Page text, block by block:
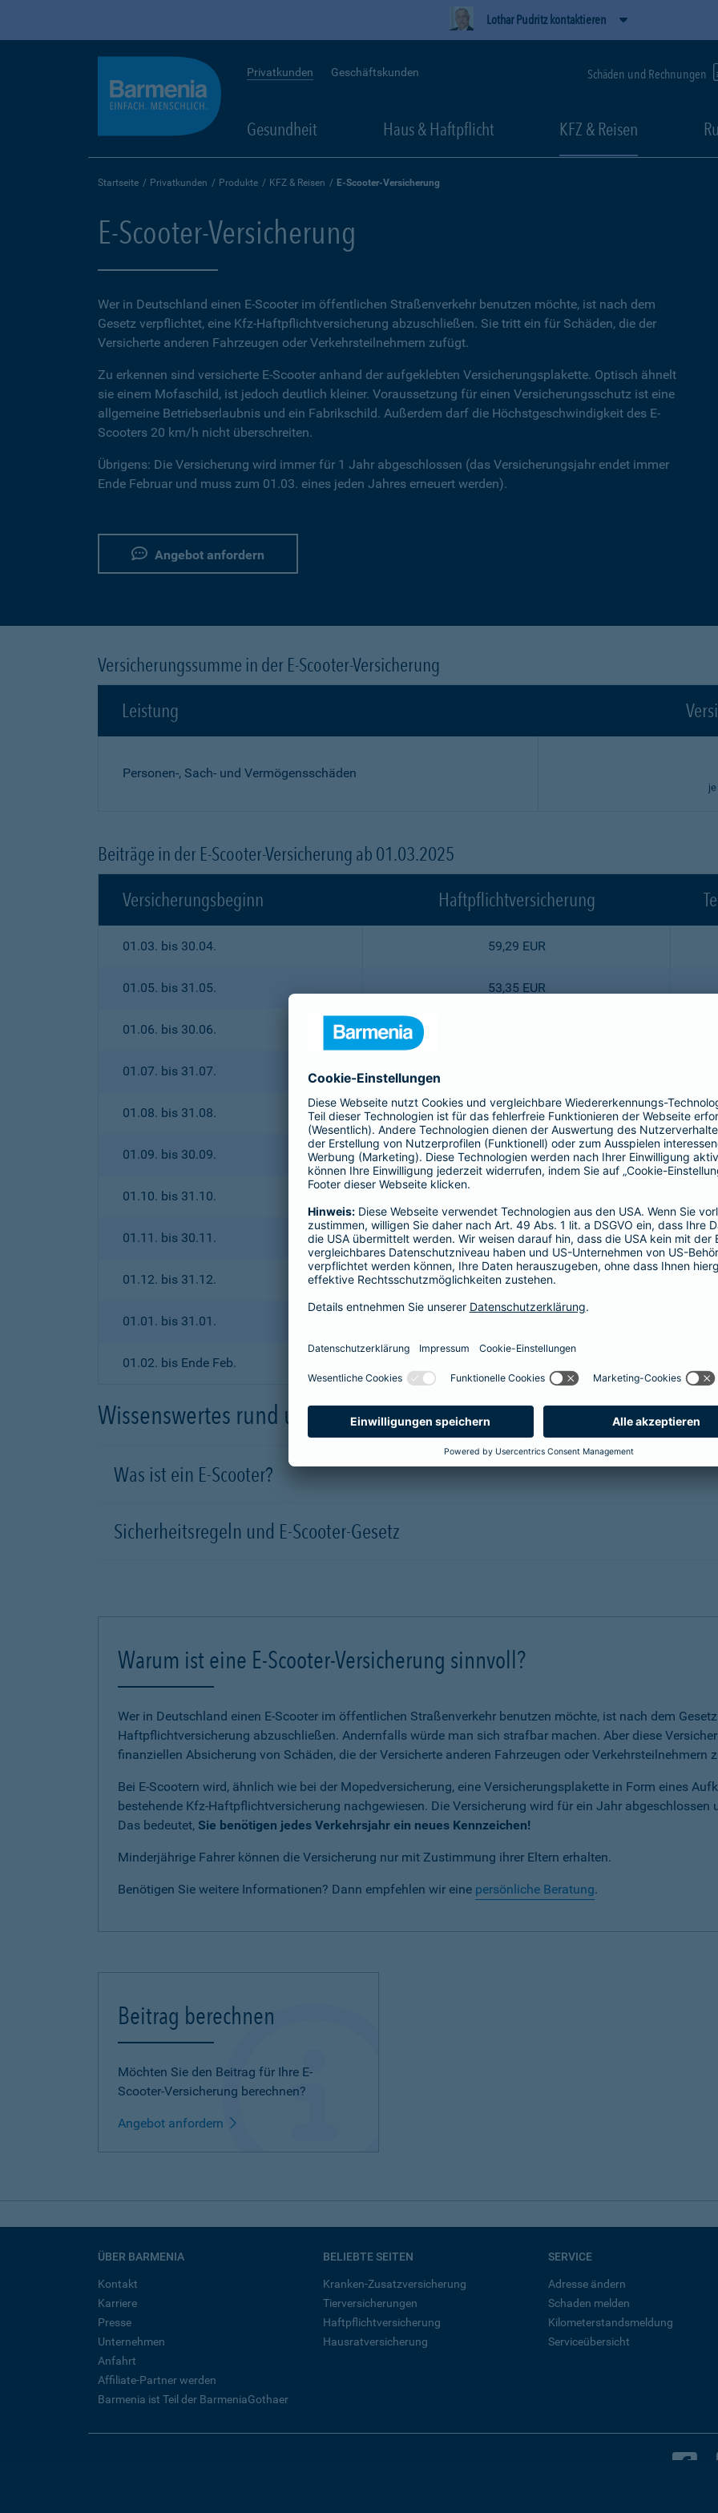
Lothar Pudritz kontaktieren
Privatkunden Geschäftskunden Schäden und Rechnungen
Gesundheit Haus & Haftpflicht KFZ & Reisen
Startseite Privatkunden Produkte KFZ & Reisen E-Scooter-Versicherung
E-Scooter-Versicherung
Wer in Deutschland einen E-Scooter im öffentlichen Straßenverkehr benutzen möchte, ist nach dem
Gesetz verpflichtet, eine Kfz-Haftpflichtversicherung abzuschließen. Sie tritt ein für Schäden, die der
Versicherte anderen Fahrzeugen oder Verkehrsteilnehmern zufügt.
Zu erkennen sind versicherte E-Scooter anhand der aufgeklebten Versicherungsplakette. Optisch ähnelt
sie einem Mofaschild, ist jedoch deutlich kleiner. Voraussetzung für einen Versicherungsschutz ist eine
allgemeine Betriebserlaubnis und ein Fabrikschild. Außerdem darf die Höchstgeschwindigkeit des E-
Scooters 20 km/h nicht überschreiten.
Übrigens: Die Versicherung wird immer für 1 Jahr abgeschlossen (das Versicherungsjahr endet immer
Ende Februar und muss zum 01.03. eines jeden Jahres erneuert werden).
Angebot anfordern
Versicherungssumme in der E-Scooter-Versicherung
Leistung
Personen-, Sach- und Vermögensschäden
Beiträge in der E-Scooter-Versicherung ab 01.03.2025
Versicherungsbeginn
Haftpflichtversicherung
01.03. bis 30.04. 59,29 EUR
01.05. bis 31.05. 53,35 EUR
01.06. bis 30.06.
01.07. bis 31.07.
01.08. bis 31.08. 41,58 EUR
01.09. bis 30.09. 35,64 EUR
01.10. bis 31.10.
01.11. bis 30.11. 23,76 EUR
01.12. bis 31.12. 17,82 EUR
01.01. bis 31.01.
01.02. bis Ende Feb.
Wissenswertes rund um den E-Scooter
Was ist ein E-Scooter?
Sicherheitsregeln und E-Scooter-Gesetz
Warum ist eine E-Scooter-Versicherung sinnvoll?
Wer in Deutschland einen E-Scooter im öffentlichen Straßenverkehr benutzen möchte, ist nach dem
Haftpflichtversicherung abzuschließen. Andernfalls würde man sich strafbar machen. Aber diese
finanziellen Absicherung von Schäden, die der Versicherte anderen Fahrzeugen oder Verkehrsteilnehmern
Bei E-Scootern wird, ähnlich wie bei der Mopedversicherung, eine Versicherungsplakette in Form eines
bestehende Kfz-Haftpflichtversicherung nachgewiesen. Die Versicherung wird für ein Jahr abgeschlossen
Das bedeutet, Sie benötigen jedes Verkehrsjahr ein neues Kennzeichen!
Minderjährige Fahrer können die Versicherung nur mit Zustimmung ihrer Eltern erhalten.
Benötigen Sie weitere Informationen? Dann empfehlen wir eine persönliche Beratung.
Beitrag berechnen
Möchten Sie den Beitrag für Ihre E-
Scooter-Versicherung berechnen?
Angebot anfordern
ÜBER BARMENIA
Kontakt
Karriere
Presse
Unternehmen
Anfahrt
Affiliate-Partner werden
Barmenia ist Teil der BarmeniaGothaer
BELIEBTE SEITEN
Kranken-Zusatzversicherung
Tierversicherungen
Haftpflichtversicherung
Hausratversicherung
SERVICE
Adresse ändern
Schaden melden
Kilometerstandsmeldung
Serviceübersicht